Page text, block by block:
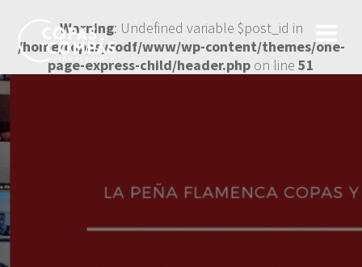
Warning: Undefined variable $post_id in
/home/copasycodf/www/wp-content/themes/one-
page-express-child/header.php on line 51